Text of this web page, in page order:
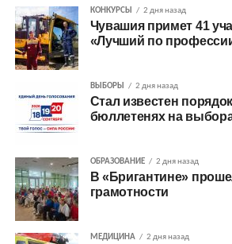
КОНКУРСЫ 2 дня назад
Чувашия примет 41
«Лучший по
ВЫБОРЫ 2 дня назад
Стал известен
бюллетенях на
ОБРАЗОВАНИЕ 2 дня назад
В «Бригантине»
грамотности
МЕДИЦИНА 2 дня назад